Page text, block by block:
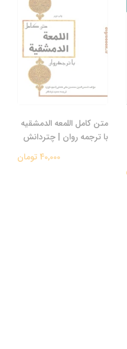
متن کامل اللمعه الدمشقیه
با ترجمه روان | چتردانش
40,000 تومان